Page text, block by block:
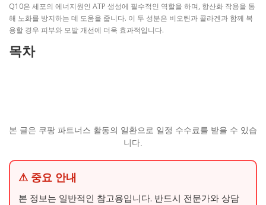
Q10은 세포의 에너지원인 ATP 생성에 필수적인 역할을 하며, 항산화 작용을 통
해 노화를 방지하는 데 도움을 줍니다. 이 두 성분은 비오틴과 콜라겐과 함께 복
용할 경우 피부와 모발 개선에 더욱 효과적입니다.
목차
본 글은 쿠팡 파트너스 활동의 일환으로 일정 수수료를 받을 수 있습
니다.
⚠ 중요 안내
본 정보는 일반적인 참고용입니다. 반드시 전문가와 상담